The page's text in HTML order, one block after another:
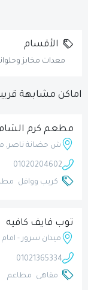
الأقسام
معدات مخابز
اماكن مشابهة
مطعم كرم
ش حضانة ناصر,
01020204602
كريب ووافل
توب فايف كافيه
ميدان سرور -
01021365334
مقاهى
مطاعم